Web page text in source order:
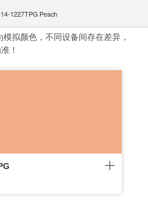
1227TPG Peach
拟颜色，不同设备间存在差异，
！